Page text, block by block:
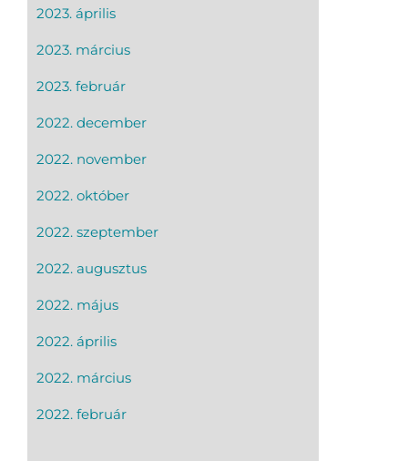
2023. április
2023. március
2023. február
2022. december
2022. november
2022. október
2022. szeptember
2022. augusztus
2022. május
2022. április
2022. március
2022. február